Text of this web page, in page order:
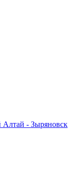
Алтай - Зыряновск